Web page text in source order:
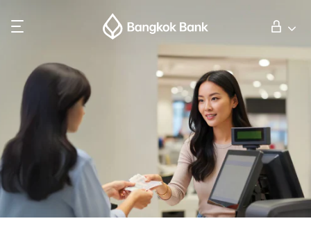
ลูกค้าบุคคล
กิจการธนาคารต่างประเทศ
นักลงทุนสัมพันธ์